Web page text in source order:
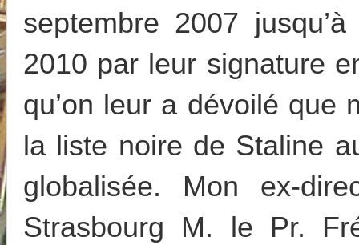
septembre 2007
2010 par leur signature
qu’on leur a dévoilé que
la liste noire de Staline
globalisée. Mon ex-
Strasbourg M. le Pr.